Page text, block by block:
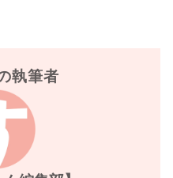
執筆者